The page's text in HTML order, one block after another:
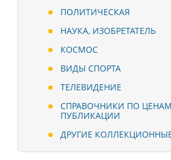
ПОЛИТИЧЕСКАЯ
НАУКА, ИЗОБРЕТАТЕЛЬ
КОСМОС
ВИДЫ СПОРТА
ТЕЛЕВИДЕНИЕ
СПРАВОЧНИКИ ПО
ПУБЛИКАЦИИ
ДРУГИЕ